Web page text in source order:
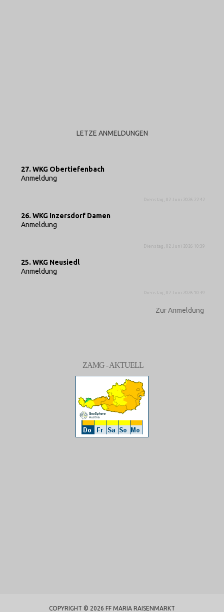
LETZE ANMELDUNGEN
27. WKG Obertiefenbach
Anmeldung
Dienstag, 02 Juni 2026 22:42
26. WKG Inzersdorf Damen
Anmeldung
Dienstag, 02 Juni 2026 10:39
25. WKG Neusiedl
Anmeldung
Dienstag, 02 Juni 2026 10:39
Zur Anmeldung
ZAMG - AKTUELL
COPYRIGHT © 2026 FF MARIA RAISENMARKT